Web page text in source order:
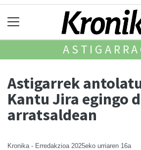
Astigarrek
Kantu Jira egingo
arratsaldean
Kronika - Erredakzioa 2025eko urriaren 16a